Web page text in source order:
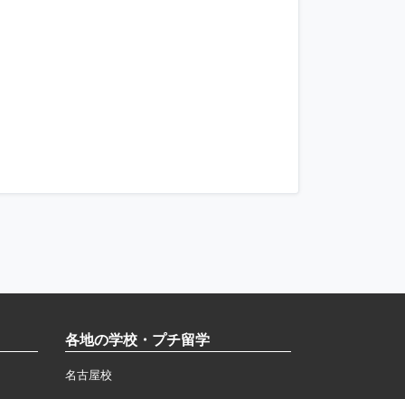
各地の学校・プチ留学
名古屋校